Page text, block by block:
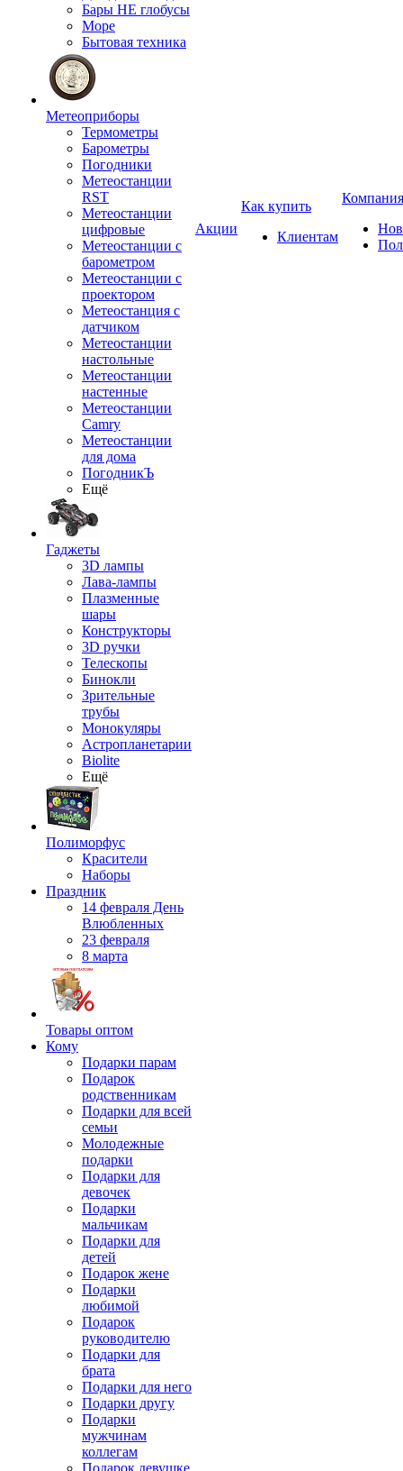
Бары НЕ глобусы
Море
Бытовая техника
Метеоприборы
Термометры
Барометры
Погодники
Метеостанции
RST
Метеостанции
цифровые
Метеостанции с
барометром
Метеостанции с
проектором
Метеостанция с
датчиком
Метеостанции
настольные
Метеостанции
настенные
Метеостанции
Camry
Метеостанции
для дома
ПогодникЪ
Ещё
Гаджеты
3D лампы
Лава-лампы
Плазменные
шары
Конструкторы
3D ручки
Телескопы
Бинокли
Зрительные
трубы
Монокуляры
Астропланетарии
Biolite
Ещё
Полиморфус
Красители
Наборы
Праздник
14 февраля День
Влюбленных
23 февраля
8 марта
Товары оптом
Кому
Подарки парам
Подарок
родственникам
Подарки для всей
семьи
Молодежные
подарки
Подарки для
девочек
Подарки
мальчикам
Подарки для
детей
Подарок жене
Подарки
любимой
Подарок
руководителю
Подарки для
брата
Подарки для него
Подарки другу
Подарки
мужчинам
коллегам
Подарок девушке
Акции
Как купить
Клиентам
Компания